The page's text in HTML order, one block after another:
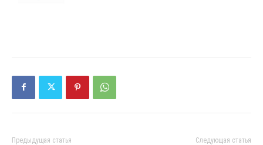
Предыдущая статья Следующая статья